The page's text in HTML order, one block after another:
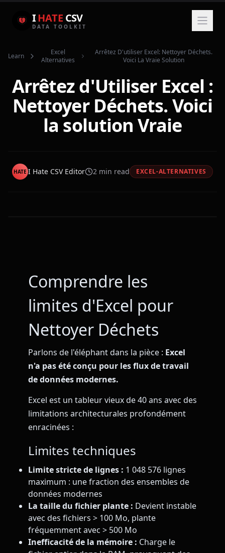
IHATE CSV
DATA TOOLKIT
Learn
Excel
Alternatives
Arrêtez D'utiliser Excel: Nettoyer Déchets.
Voici La Vraie Solution
Arrêtez d'Utiliser Excel :
Nettoyer Déchets. Voici
la solution Vraie
HATE I Hate CSV Editor 2 min read EXCEL-ALTERNATIVES
Comprendre les
limites d'Excel pour
Nettoyer Déchets
Parlons de l'éléphant dans la pièce : Excel
n'a pas été conçu pour les flux de travail
de données modernes.
Excel est un tableur vieux de 40 ans avec des
limitations architecturales profondément
enracinées :
Limites techniques
Limite stricte de lignes : 1 048 576 lignes
maximum : une fraction des ensembles de
données modernes
La taille du fichier plante : Devient instable
avec des fichiers > 100 Mo, plante
fréquemment avec > 500 Mo
Inefficacité de la mémoire : Charge le